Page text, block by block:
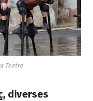
Teatre
diverses